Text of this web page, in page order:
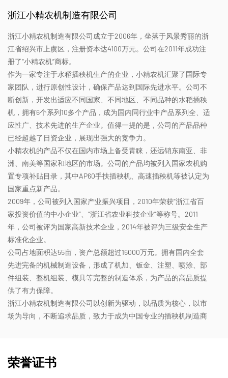
浙江小精农机制造有限公司
浙江小精农机制造有限公司成立于2006年，坐落于风景秀丽的浙
江省绍兴市上虞区，注册资本达4100万元。公司在2011年成功注
册了“小精农机”商标。
作为一家专注于水稻插秧机生产的企业，小精农机汇聚了国际专
家团队，进行原创性设计，确保产品达到国际先进水平。公司不
断创新，开发出适应不同国家、不同地区、不同品种的水稻插秧
机，拥有6个系列10多个产品，成为国内同行业中产品系列全、适
应性广、技术先进的生产企业。值得一提的是，公司的产品品种
已经超越了日资企业，展现出强大的竞争力。
小精农机的产品不仅在国内市场上备受青睐，还远销东南亚、非
洲、南美等国家和地区的市场。公司的产品均被列入国家农机购
置专项补贴目录，其中AP60手扶插秧机、高速插秧机等被认定为
国家重点新产品。
2009年，公司被列入国家产业振兴项目，2010年荣获“浙江省百
家投资价值的中小企业”、“浙江省农业科技企业”等称号。2011
年，公司被评为国家高新技术企业，2014年被评为三级安全生产
标准化企业。
公司占地面积达55亩，资产总额超过16000万元。拥有国内全套
先进完备的机械制造设备，形成了机加、钣金、注塑、喷涂、部
件组装、整机组装、模具等完整的制造体系，为产品的高品质提
供了有力保障。
浙江小精农机制造有限公司以创新为驱动，以品质为核心，以市
场为导向，不断追求品质，致力于成为中国专业的插秧机制造商
荣誉证书